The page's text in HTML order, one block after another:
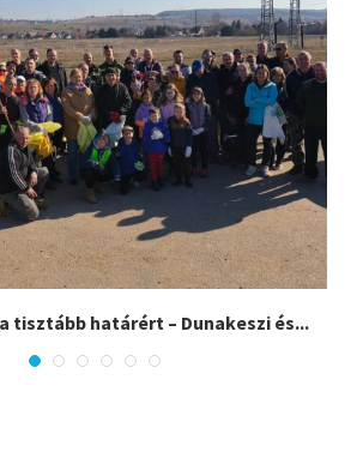
tisztább határért – Dunakeszi és...